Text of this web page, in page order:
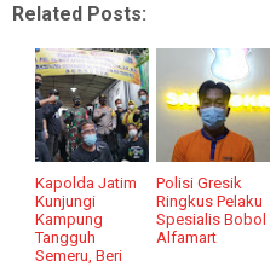
Related Posts:
Kapolda Jatim
Kunjungi
Kampung
Tangguh
Semeru, Beri
Polisi Gresik
Ringkus Pelaku
Spesialis Bobol
Alfamart